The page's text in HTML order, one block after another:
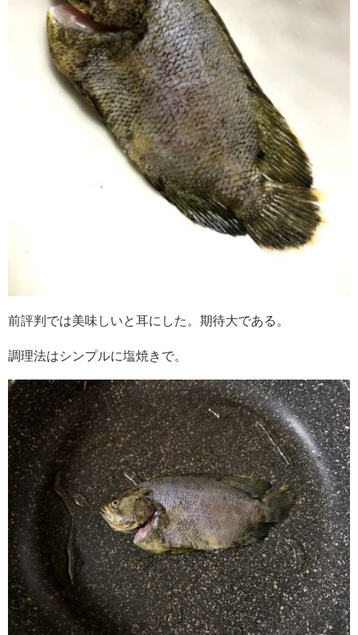
前評判では美味しいと耳にした。期待大である。
調理法はシンプルに塩焼きで。